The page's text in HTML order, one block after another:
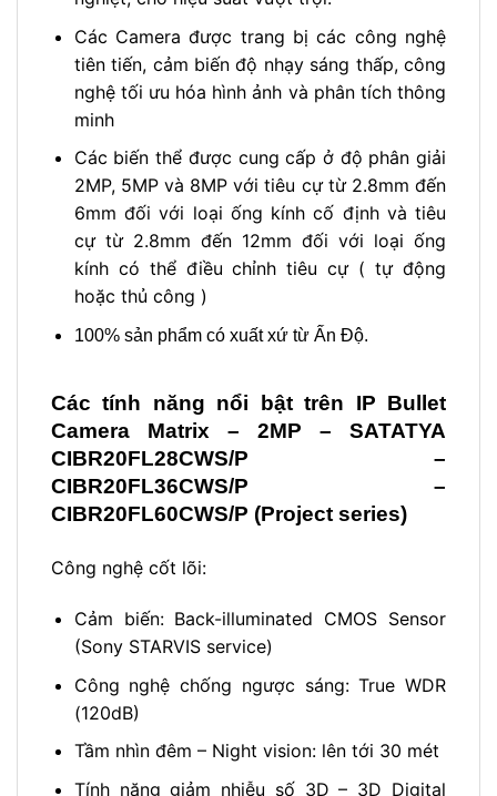
Các Camera được trang bị các công nghệ
tiên tiến, cảm biến độ nhạy sáng thấp, công
nghệ tối ưu hóa hình ảnh và phân tích thông
minh
Các biến thể được cung cấp ở độ phân giải
2MP, 5MP và 8MP với tiêu cự từ 2.8mm đến
6mm đối với loại ống kính cố định và tiêu
cự từ 2.8mm đến 12mm đối với loại ống
kính có thể điều chỉnh tiêu cự ( tự động
hoặc thủ công )
100% sản phẩm có xuất xứ từ Ấn Độ.
Các tính năng nổi bật trên IP Bullet
Camera Matrix – 2MP – SATATYA
CIBR20FL28CWS/P –
CIBR20FL36CWS/P –
CIBR20FL60CWS/P (Project series)
Công nghệ cốt lõi:
Cảm biến: Back-illuminated CMOS Sensor
(Sony STARVIS service)
Công nghệ chống ngược sáng: True WDR
(120dB)
Tầm nhìn đêm – Night vision: lên tới 30 mét
Tính năng giảm nhiễu số 3D – 3D Digital